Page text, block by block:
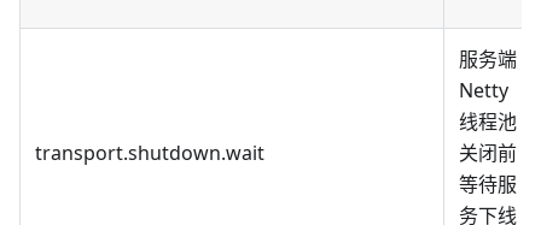
transport.shutdown.wait
服务端
Netty
线程池
关闭前
等待服
务下线